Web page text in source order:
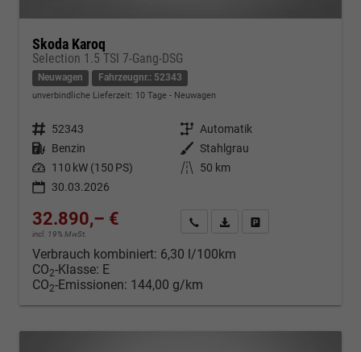
Skoda Karoq
Selection 1.5 TSI 7-Gang-DSG
Neuwagen Fahrzeugnr.: 52343
unverbindliche Lieferzeit: 10 Tage Neuwagen
Fahrzeugnr. 52343 Getriebe Automatik
Kraftstoff Benzin Außenfarbe Stahlgrau
Leistung 110 kW (150 PS) Kilometerstand
50 km
30.03.2026
32.890,– €
incl. 19% MwSt.
Kontakt & Angebot anfordern
PDF-Datei, Fahrzeugexposé
Verbrauch kombiniert: 6,30 l/100km
CO2-Klasse: E
CO2-Emissionen: 144,00 g/km